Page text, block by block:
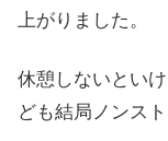
上がりました。
休憩しないとい
ども結局ノンス